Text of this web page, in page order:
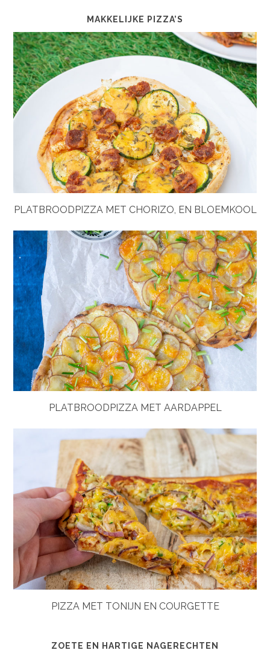
MAKKELIJKE PIZZA’S
PLATBROODPIZZA MET CHORIZO, EN BLOEMKOOL
PLATBROODPIZZA MET AARDAPPEL
PIZZA MET TONIJN EN COURGETTE
ZOETE EN HARTIGE NAGERECHTEN